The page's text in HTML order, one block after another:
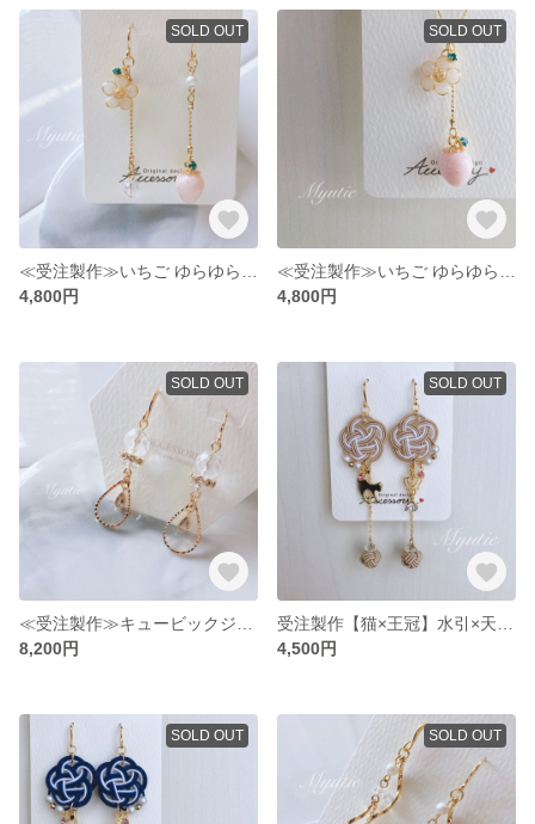
SOLD OUT
4,800円
SOLD OUT
4,800円
SOLD OUT
8,200円
SOLD OUT
4,500円
SOLD OUT SOLD OUT